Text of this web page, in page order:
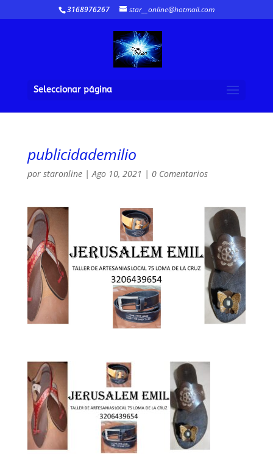
3168976267 star__online@hotmail.com
Seleccionar página
publicidademilio
por staronline|Ago 10, 2021 | 0 Comentarios